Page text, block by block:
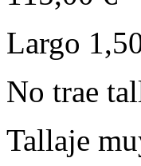
Largo
No trae
Tallaje